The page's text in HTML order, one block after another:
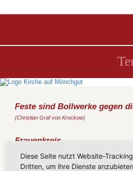
Feste sind Bollwerke gegen
(Christian Graf von Krockow)
Frauenkreis
Zurück
Diese Seite nutzt Website-
Dritten, um ihre Dienste